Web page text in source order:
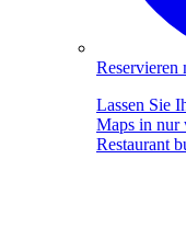
Reservieren
Lassen Sie
Maps in nur
Restaurant